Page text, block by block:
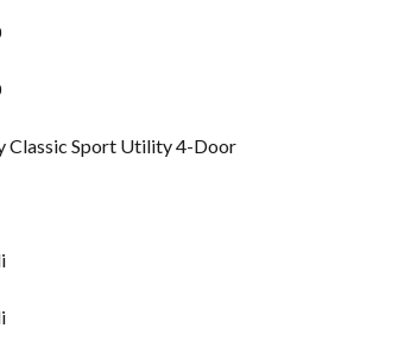
Classic Sport Utility 4-Door